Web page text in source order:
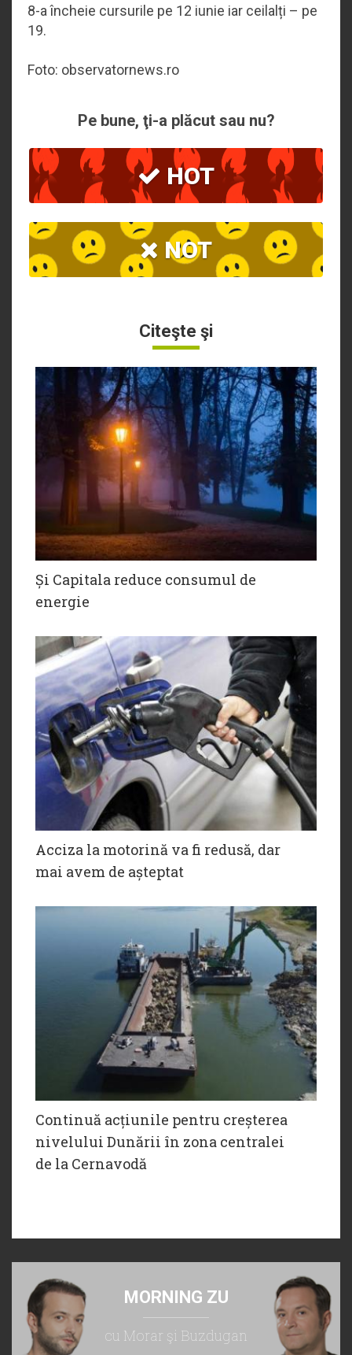
8-a încheie cursurile pe 12 iunie iar ceilalți – pe
19.
Foto: observatornews.ro
Pe bune, ţi-a plăcut sau nu?
HOT
NOT
Citeşte şi
Și Capitala reduce consumul de
energie
Acciza la motorină va fi redusă, dar
mai avem de așteptat
Continuă acțiunile pentru creșterea
nivelului Dunării în zona centralei
de la Cernavodă
MORNING ZU
cu Morar şi Buzdugan